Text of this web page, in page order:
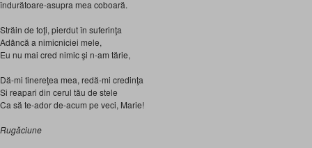
îndurătoare-asupra mea coboară.
Străin de toţi, pierdut în suferinţa
Adâncă a nimicniciei mele,
Eu nu mai cred nimic şi n-am tărie,
Dă-mi tinereţea mea, redă-mi credinţa
Si reapari din cerul tău de stele
Ca să te-ador de-acum pe veci, Marie!
Rugăciune